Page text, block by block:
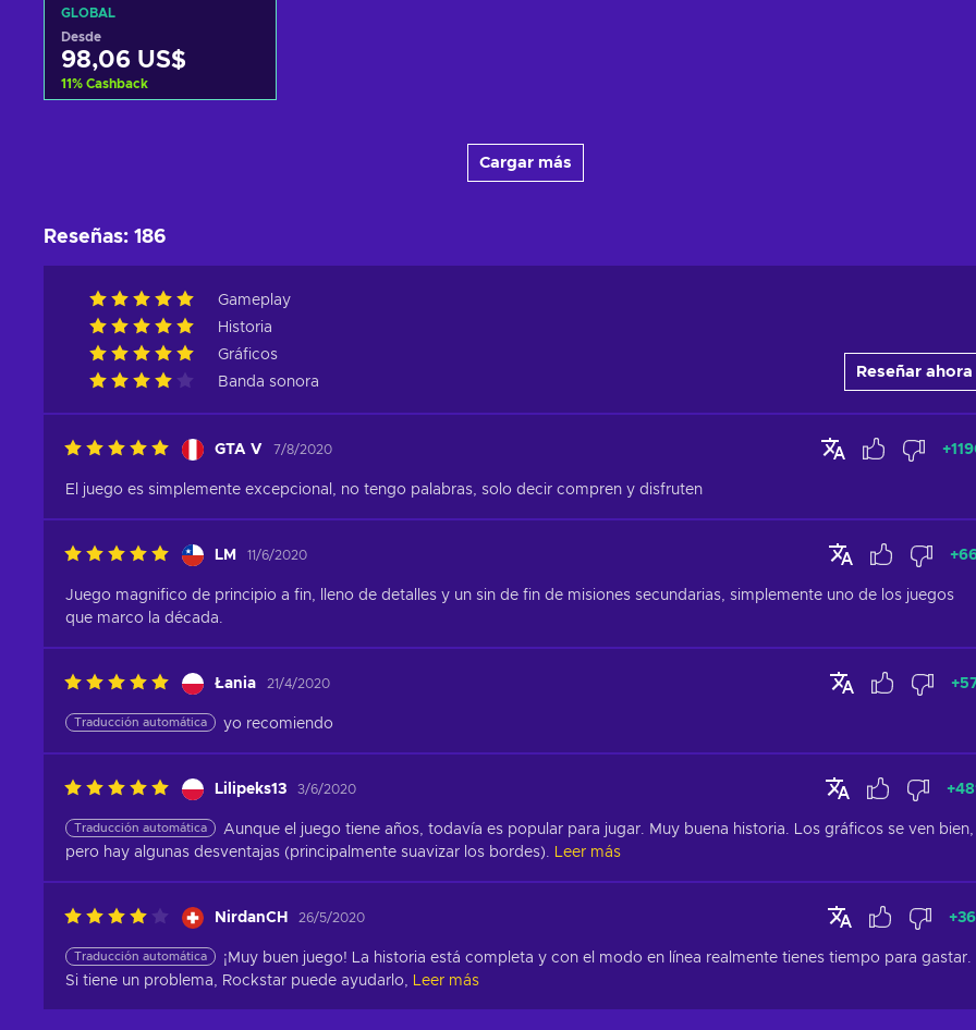
Shark Card Bundle Código de
GLOBAL
Desde
98,06 US$
11% Cashback
Cargar más
Reseñas: 186
Gameplay
Historia
Gráficos
Banda sonora
Reseñar ahora
GTA V 7/8/2020 +
El juego es simplemente excepcional, no tengo palabras, solo decir compren y disfruten
LM 11/6/2020 +
Juego magnifico de principio a fin, lleno de detalles y un sin de fin de misiones secundarias, simplemente uno de los juegos
que marco la década.
Łania 21/4/2020 +
Traducción automática yo recomiendo
Lilipeks13 3/6/2020 +
Traducción automática
Aunque el juego tiene años, todavía es popular para jugar. Muy buena historia. Los gráficos se ven bien,
pero hay algunas desventajas (principalmente suavizar los bordes). Leer más
NirdanCH 26/5/2020 +
Traducción automática
¡Muy buen juego! La historia está completa y con el modo en línea realmente tienes tiempo para gastar.
Si tiene un problema, Rockstar puede ayudarlo, Leer más